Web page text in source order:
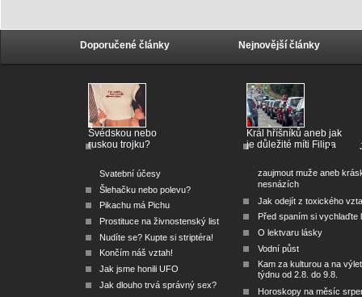
Doporučené články
Švédskou nebo
ruskou trojku?
Svatební účesy
Šlehačku nebo polevu?
Pikachu má Pichu
Prostituce na živnostenský list
Nudíte se? Kupte si striptéra!
Končím náš vztah!
Jak jsme honili UFO
Jak dlouho trvá správný sex?
Nejnovější články
Král hříšníků aneb jak
je důležité míti Filipa
zaujmout muže aneb
nesnázích
Jak odejít z toxického
Před spaním si vychlaďte
O lektvaru lásky
Vodní půst
Kam za kulturou a na
týdnu od 2.8. do 9.8.
Horoskopy na měsíc